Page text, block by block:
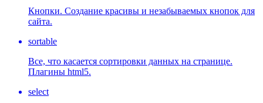
Кнопки. Создание красивы и незабываемых кнопок для
сайта.
sortable
Все, что касается сортировки данных на странице.
Плагины html5.
select